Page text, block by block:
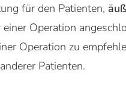
für den Patienten,
Operation
Operation zu
Patienten.